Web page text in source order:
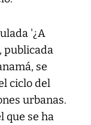
'¿A
publicada
se
ciclo del
urbanas.
que se ha